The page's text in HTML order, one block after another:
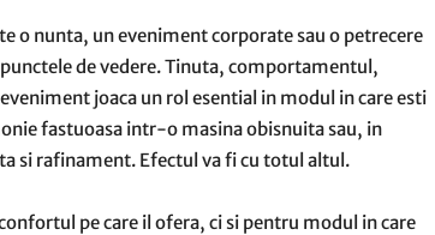
o nunta, un eveniment corporate sau o petrecere
de vedere. Tinuta, comportamentul,
joaca un rol esential in modul in care esti
fastuoasa intr-o masina obisnuita sau, in
si rafinament. Efectul va fi cu totul altul.
pe care il ofera, ci si pentru modul in care